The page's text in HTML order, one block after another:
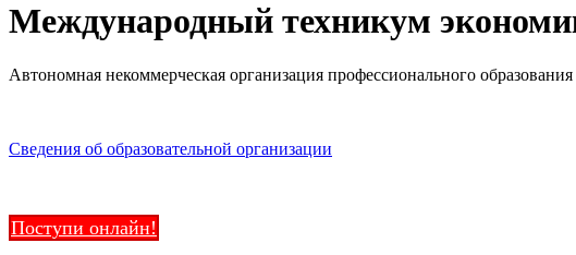
Международный техникум
Автономная некоммерческая организация профессионального образования
Сведения об образовательной организации
Поступи онлайн!